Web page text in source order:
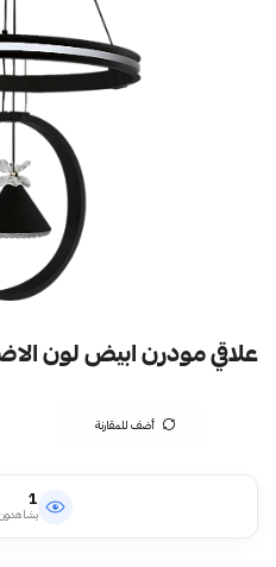
علاقي مودرن ابيض لون الاضاءة 3 اضاءات
أضف للمقارنة
1